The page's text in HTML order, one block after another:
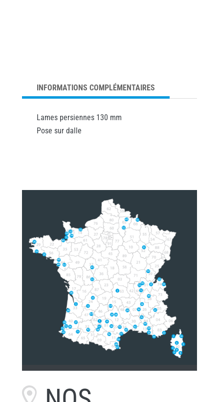
INFORMATIONS COMPLÉMENTAIRES
Lames persiennes 130 mm
Pose sur dalle